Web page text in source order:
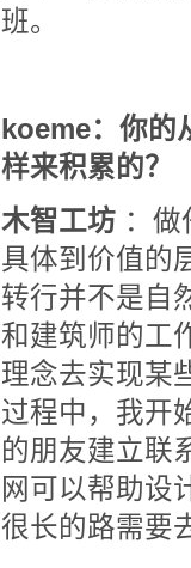
班。
koeme：你的
样来积累的？
木智工坊 ：
具体到价值的
转行并不是自
和建筑师的工
理念去实现某
过程中，我开
的朋友建立联
网可以帮助设
很长的路需要